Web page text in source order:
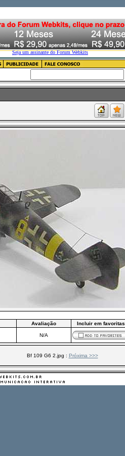
Avaliação Incluir em favoritas
N/A
Bf 109 G6 2.jpg : Próxima >>>